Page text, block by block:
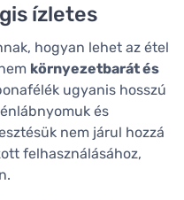
ízletes
hogyan lehet az étel
környezetbarát és
ugyanis hosszú
és
nem járul hozzá
felhasználásához,